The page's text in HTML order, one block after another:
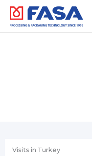
Aller
contenu
Visits in Turkey